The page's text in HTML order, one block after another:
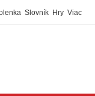
Slovník Hry Viac